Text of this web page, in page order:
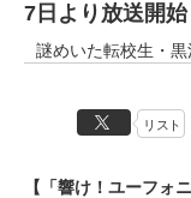
7日より放送開
謎めいた転校生・
リスト
【「響け！ユーフォ